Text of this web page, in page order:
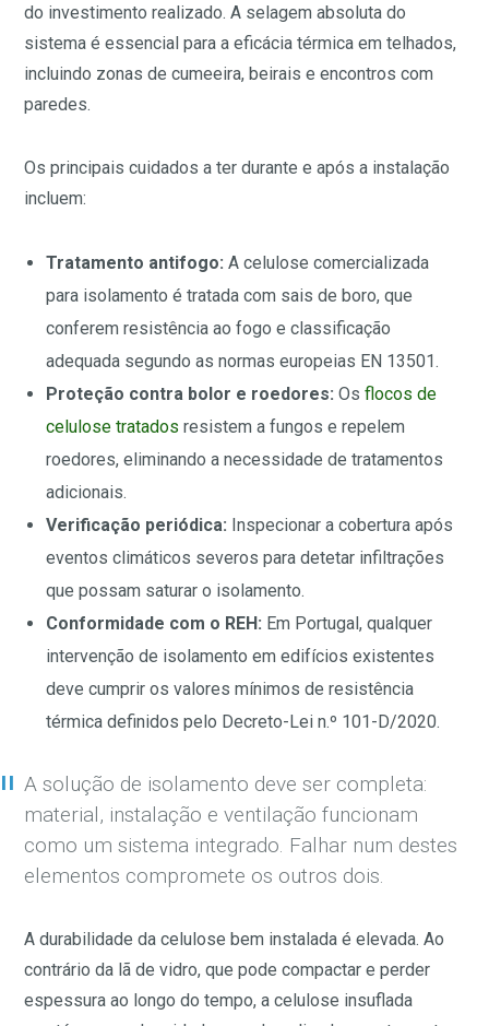
do investimento realizado. A selagem absoluta do
sistema é essencial para a eficácia térmica em telhados,
incluindo zonas de cumeeira, beirais e encontros com
paredes.
Os principais cuidados a ter durante e após a instalação
incluem:
Tratamento antifogo: A celulose comercializada
para isolamento é tratada com sais de boro, que
conferem resistência ao fogo e classificação
adequada segundo as normas europeias EN 13501.
Proteção contra bolor e roedores: Osflocos de
celulose tratados resistem a fungos e repelem
roedores, eliminando a necessidade de tratamentos
adicionais.
Verificação periódica: Inspecionar a cobertura após
eventos climáticos severos para detetar infiltrações
que possam saturar o isolamento.
Conformidade com o REH: Em Portugal, qualquer
intervenção de isolamento em edifícios existentes
deve cumprir os valores mínimos de resistência
térmica definidos pelo Decreto-Lei n.º 101-D/2020.
A solução de isolamento deve ser completa:
material, instalação e ventilação funcionam
como um sistema integrado. Falhar num destes
elementos compromete os outros dois.
A durabilidade da celulose bem instalada é elevada. Ao
contrário da lã de vidro, que pode compactar e perder
espessura ao longo do tempo, a celulose insuflada